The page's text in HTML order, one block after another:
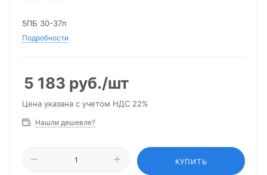
5ПБ 30-37п
Подробности
5 183 руб./шт
Цена указана с учетом НДС 22%
Нашли дешевле?
КУПИТЬ